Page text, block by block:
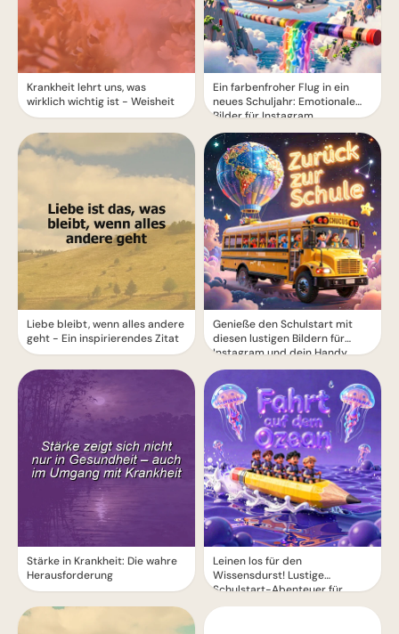
Krankheit lehrt uns, was
wirklich wichtig ist - Weisheit
Liebe bleibt, wenn alles andere
geht - Ein inspirierendes Zitat
Stärke in Krankheit: Die wahre
Herausforderung
Ein farbenfroher Flug in ein
neues Schuljahr: Emotionale
Bilder für Instagram
Genieße den Schulstart mit
diesen lustigen Bildern für
Instagram und dein Handy
Leinen los für den
Wissensdurst! Lustige
Schulstart-Abenteuer für
Instagram.